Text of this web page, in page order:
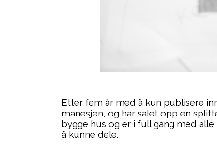
Etter fem år med å kun publisere
manesjen, og har salet opp en
bygge hus og er i full gang med
å kunne dele.